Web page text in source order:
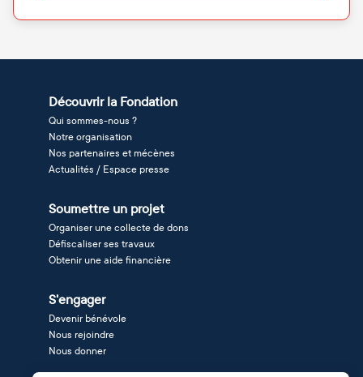
Découvrir la Fondation
Qui sommes-nous ?
Notre organisation
Nos partenaires et mécènes
Actualités / Espace presse
Soumettre un projet
Organiser une collecte de dons
Défiscaliser ses travaux
Obtenir une aide financière
S'engager
Devenir bénévole
Nous rejoindre
Nous donner